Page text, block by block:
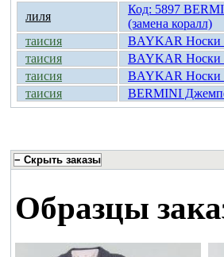
лиля
Код: 5897
(замена коралл)
таисия
BAYKAR Носки
таисия
BAYKAR Носки
таисия
BAYKAR Носки
таисия
BERMINI
Образцы